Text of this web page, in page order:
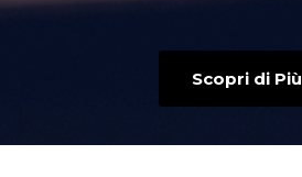
Scopri di Più